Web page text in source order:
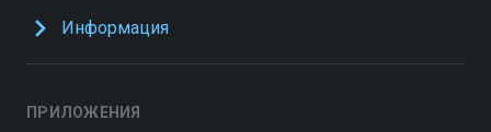
Информация
ПРИЛОЖЕНИЯ